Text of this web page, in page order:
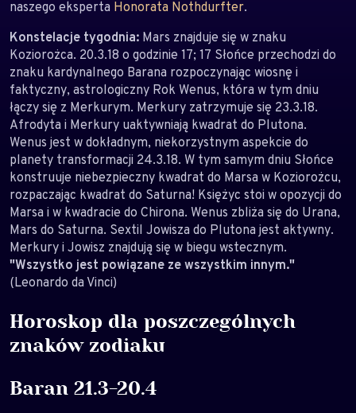
naszego eksperta Honorata Nothdurfter.
Konstelacje tygodnia: Mars znajduje się w znaku
Koziorożca. 20.3.18 o godzinie 17; 17 Słońce przechodzi do
znaku kardynalnego Barana rozpoczynając wiosnę i
faktyczny, astrologiczny Rok Wenus, która w tym dniu
łączy się z Merkurym. Merkury zatrzymuje się 23.3.18.
Afrodyta i Merkury uaktywniają kwadrat do Plutona.
Wenus jest w dokładnym, niekorzystnym aspekcie do
planety transformacji 24.3.18. W tym samym dniu Słońce
konstruuje niebezpieczny kwadrat do Marsa w Koziorożcu,
rozpaczając kwadrat do Saturna! Księżyc stoi w opozycji do
Marsa i w kwadracie do Chirona. Wenus zbliża się do Urana,
Mars do Saturna. Sextil Jowisza do Plutona jest aktywny.
Merkury i Jowisz znajdują się w biegu wstecznym.
"Wszystko jest powiązane ze wszystkim innym."
(Leonardo da Vinci)
Horoskop dla poszczególnych
znaków zodiaku
Baran 21.3-20.4